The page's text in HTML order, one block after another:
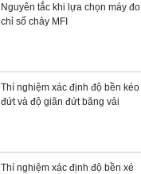
Nguyên tắc khi lựa chọn máy đo
chỉ số chảy MFI
Thí nghiệm xác định độ bền kéo
đứt và độ giãn đứt băng vải
Thí nghiệm xác định độ bền xé